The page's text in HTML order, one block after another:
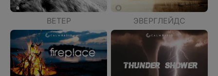
ВЕТЕР ЭВЕРГЛЕЙДС